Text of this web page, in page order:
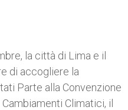
la città di Lima e il
di accogliere la
Parte alla Convenzione
Climatici, il